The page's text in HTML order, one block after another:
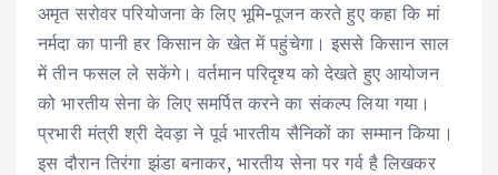
अमृत सरोवर परियोजना के लिए भूमि-पूजन करते हुए कहा कि मां
नर्मदा का पानी हर किसान के खेत में पहुंचेगा। इससे किसान साल
में तीन फसल ले सकेंगे। वर्तमान परिदृश्य को देखते हुए आयोजन
को भारतीय सेना के लिए समर्पित करने का संकल्प लिया गया।
प्रभारी मंत्री श्री देवड़ा ने पूर्व भारतीय सैनिकों का सम्मान किया।
इस दौरान तिरंगा झंडा बनाकर, भारतीय सेना पर गर्व है लिखकर